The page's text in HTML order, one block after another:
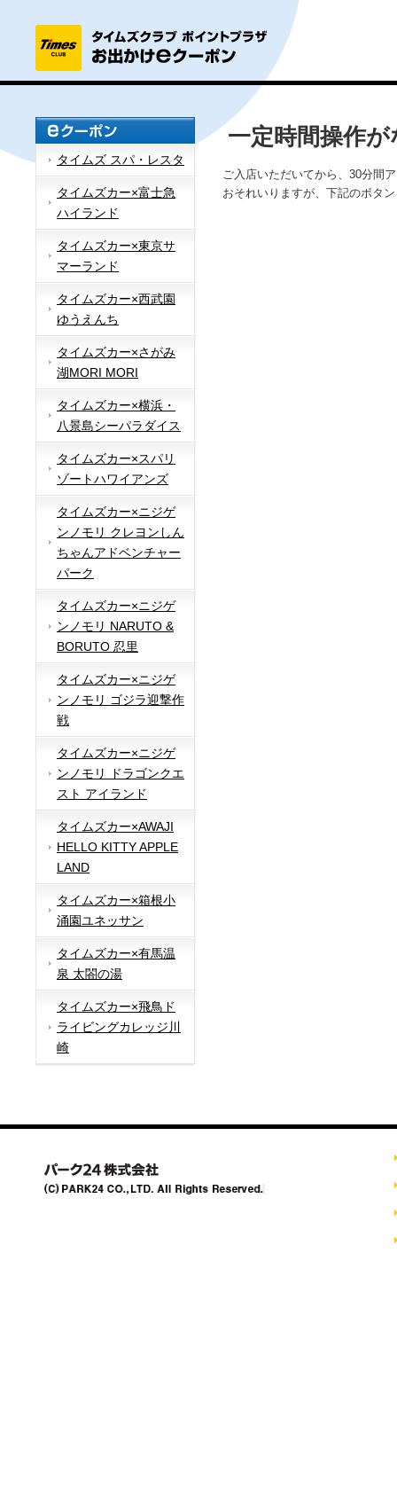
タイムズ スパ・レスタ
タイムズカー×富士急
ハイランド
タイムズカー×東京サ
マーランド
タイムズカー×西武園
ゆうえんち
タイムズカー×さがみ
湖MORI MORI
タイムズカー×横浜・
八景島シーパラダイス
タイムズカー×スパリ
ゾートハワイアンズ
タイムズカー×ニジゲ
ンノモリ クレヨンしん
ちゃんアドベンチャー
パーク
タイムズカー×ニジゲ
ンノモリ NARUTO &
BORUTO 忍里
タイムズカー×ニジゲ
ンノモリ ゴジラ迎撃作
戦
タイムズカー×ニジゲ
ンノモリ ドラゴンクエ
スト アイランド
タイムズカー×AWAJI
HELLO KITTY APPLE
LAND
タイムズカー×箱根小
涌園ユネッサン
タイムズカー×有馬温
泉 太閤の湯
タイムズカー×飛鳥ド
ライビングカレッジ川
崎
一定時間操作
ご入店いただいてから、30分間
おそれいりますが、下記のボタ